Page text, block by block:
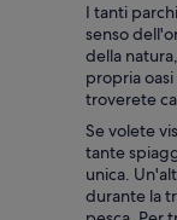
I tanti
senso
della
propria
troverete
Se volete
tante
unica.
durante la